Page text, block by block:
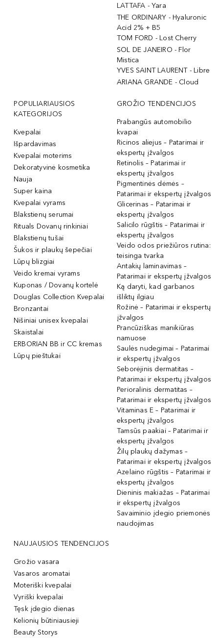
LATTAFA - Yara
THE ORDINARY - Hyaluronic
Acid 2% + B5
TOM FORD - Lost Cherry
SOL DE JANEIRO - Flor
Mistica
YVES SAINT LAURENT - Libre
ARIANA GRANDE - Cloud
POPULIARIAUSIOS
KATEGORIJOS
Kvepalai
Išpardavimas
Kvepalai moterims
Dekoratyvinė kosmetika
Nauja
Super kaina
Kvepalai vyrams
Blakstienų serumai
Rituals Dovanų rinkiniai
Blakstienų tušai
Šukos ir plaukų šepečiai
Lūpų blizgiai
Veido kremai vyrams
Kuponas / Dovanų kortelė
Douglas Collection Kvepalai
Bronzantai
Nišiniai unisex kvepalai
Skaistalai
ERBORIAN BB ir CC kremas
Lūpų pieštukai
GROŽIO TENDENCIJOS
Prabangūs automobilio
kvapai
Ricinos aliejus – Patarimai ir
ekspertų įžvalgos
Retinolis – Patarimai ir
ekspertų įžvalgos
Pigmentinės dėmės –
Patarimai ir ekspertų įžvalgos
Glicerinas – Patarimai ir
ekspertų įžvalgos
Salicilo rūgštis – Patarimai ir
ekspertų įžvalgos
Veido odos priežiūros rutina:
teisinga tvarka
Antakių laminavimas –
Patarimai ir ekspertų įžvalgos
Ką daryti, kad garbanos
išliktų ilgiau
Rožinė – Patarimai ir ekspertų
įžvalgos
Prancūziškas manikiūras
namuose
Saulės nudegimai – Patarimai
ir ekspertų įžvalgos
Seborėjinis dermatitas –
Patarimai ir ekspertų įžvalgos
Perioralinis dermatitas –
Patarimai ir ekspertų įžvalgos
Vitaminas E – Patarimai ir
ekspertų įžvalgos
Tamsūs paakiai – Patarimai ir
ekspertų įžvalgos
Žilų plaukų dažymas –
Patarimai ir ekspertų įžvalgos
Azelaino rūgštis – Patarimai ir
ekspertų įžvalgos
Dieninis makiažas – Patarimai
ir ekspertų įžvalgos
Savaiminio įdegio priemonės
naudojimas
NAUJAUSIOS TENDENCIJOS
Grožio vasara
Vasaros aromatai
Moteriški kvepalai
Vyriški kvepalai
Tęsk įdegio dienas
Kelionių būtiniausieji
Beauty Storys